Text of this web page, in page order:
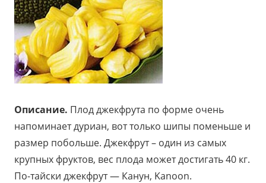
Описание. Плод джекфрута по форме очень
напоминает дуриан, вот только шипы поменьше и
размер побольше. Джекфрут – один из самых
крупных фруктов, вес плода может достигать 40 кг.
По-тайски джекфрут — Канун, Kanoon.